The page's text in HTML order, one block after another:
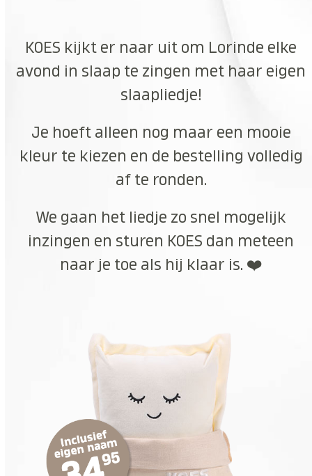
KOES kijkt er naar uit om Lorinde elke
avond in slaap te zingen met haar eigen
slaapliedje!
Je hoeft alleen nog maar een mooie
kleur te kiezen en de bestelling volledig
af te ronden.
We gaan het liedje zo snel mogelijk
inzingen en sturen KOES dan meteen
naar je toe als hij klaar is. ❤️